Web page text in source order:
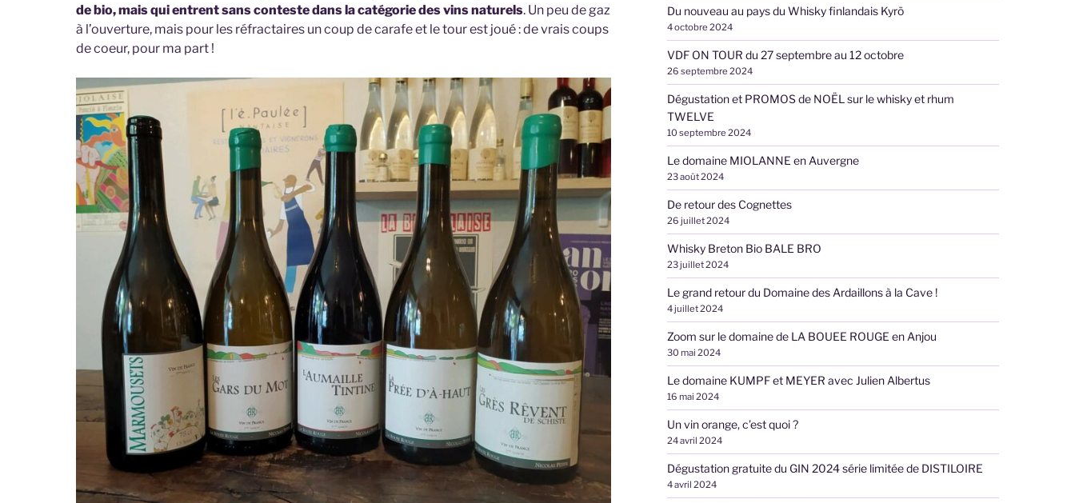
de bio, mais qui entrent sans conteste dans la catégorie des vins naturels. Un peu de gaz
à l’ouverture, mais pour les réfractaires un coup de carafe et le tour est joué : de vrais coups
de coeur, pour ma part !
Du nouveau au pays du Whisky finlandais Kyrö
4 octobre 2024
VDF ON TOUR du 27 septembre au 12 octobre
26 septembre 2024
Dégustation et PROMOS de NOËL sur le whisky et rhum
TWELVE
10 septembre 2024
Le domaine MIOLANNE en Auvergne
23 août 2024
De retour des Cognettes
26 juillet 2024
Whisky Breton Bio BALE BRO
23 juillet 2024
Le grand retour du Domaine des Ardaillons à la Cave !
4 juillet 2024
Zoom sur le domaine de LA BOUEE ROUGE en Anjou
30 mai 2024
Le domaine KUMPF et MEYER avec Julien Albertus
16 mai 2024
Un vin orange, c’est quoi ?
24 avril 2024
Dégustation gratuite du GIN 2024 série limitée de DISTILOIRE
4 avril 2024